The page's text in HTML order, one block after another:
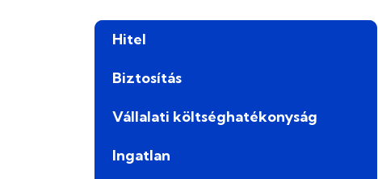
Hitel
Biztosítás
Vállalati költséghatékonyság
Ingatlan